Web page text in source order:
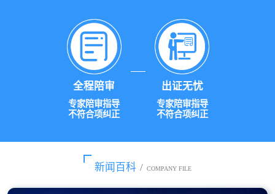
全程陪审
专家陪审指导
不符合项纠正
出证无忧
专家陪审指导
不符合项纠正
新闻百科 / COMPANY FILE